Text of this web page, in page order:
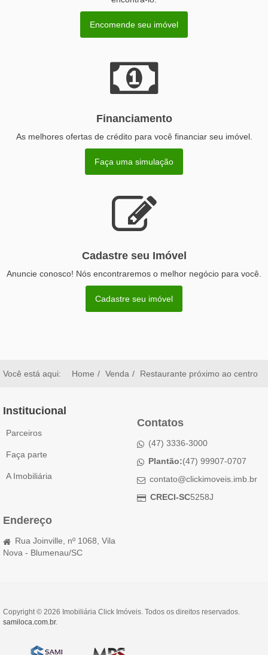
Encomende seu imóvel
Financiamento
As melhores ofertas de crédito para você financiar seu imóvel.
Faça uma simulação
Cadastre seu Imóvel
Anuncie conosco! Nós encontraremos o melhor negócio para você.
Cadastre seu imóvel
Você está aqui: Home Venda Restaurante próximo ao centro
Institucional
Parceiros
Faça parte
A Imobiliária
Contatos
(47) 3336-3000
Plantão:(47) 99907-0707
contato@clickimoveis.imb.br
CRECI-SC5258J
Endereço
Rua Joinville, nº 1068, Vila
Nova - Blumenau/SC
Copyright © 2026 Imobiliária Click Imóveis. Todos os direitos reservados.
samiloca.com.br.